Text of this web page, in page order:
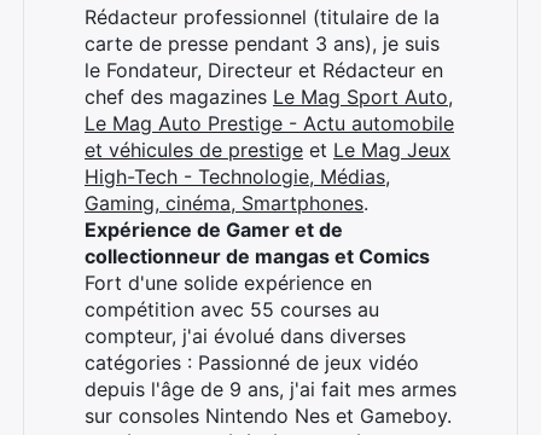
Rédacteur professionnel (titulaire de la
carte de presse pendant 3 ans), je suis
le Fondateur, Directeur et Rédacteur en
chef des magazines Le Mag Sport Auto,
Le Mag Auto Prestige - Actu automobile
et véhicules de prestige et Le Mag Jeux
High-Tech - Technologie, Médias,
Gaming, cinéma, Smartphones.
Expérience de Gamer et de
collectionneur de mangas et Comics
Fort d'une solide expérience en
compétition avec 55 courses au
compteur, j'ai évolué dans diverses
catégories : Passionné de jeux vidéo
depuis l'âge de 9 ans, j'ai fait mes armes
sur consoles Nintendo Nes et Gameboy.